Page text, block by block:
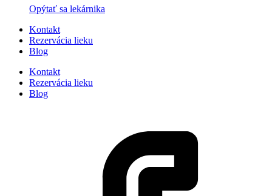
Opýtať sa lekárnika
Kontakt
Rezervácia lieku
Blog
Kontakt
Rezervácia lieku
Blog